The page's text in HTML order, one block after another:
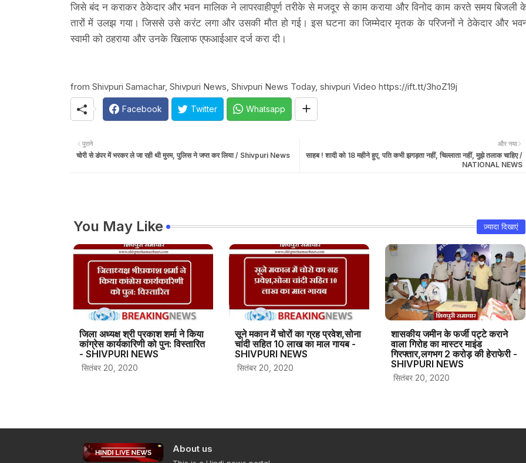
जिसे बंद न कराकर ठेेकेदार और भवन मालिक ने लापरवाहीपूर्ण तरीके से मजदूर से काम कराया और विनोद काम करते समय बिजली
तारों में उलझ गया। जिससे उसे करंट लगा और उसकी मौत हो गई। इस घटना का जिम्मेदार मृतक के परिजनों ने ठेकेदार और
स्वामी को ठहराया और उनके खिलाफ एफआईआर दर्ज करा दी।
from Shivpuri Samachar, Shivpuri News, Shivpuri News Today, shivpuri Video https://ift.tt/3hoZ19j
Facebook Twitter Whatsapp
और नया
साहब ! शादी को 18 महीने हुए, पति कभी झगड़ता नहीं, चिल्लाता नहीं, मुझे तलाक चाहिए /
NATIONAL NEWS
पुराने
चोरी से डंपर में भरकर ले जा रही थी मुरम, पुलिस ने जप्त कर लिया / Shivpuri News
You May Like ज़्यादा दिखाएं
जिला अध्यक्ष श्री प्रकाश शर्मा ने किया
कांग्रेस कार्यकारिणी को पुन: विस्तारित
- SHIVPURI NEWS
सितंबर 20, 2020
सूने मकान में चोरों का ग्रह प्रवेश,सोना
चांदी सहित 10 लाख का माल गायब -
SHIVPURI NEWS
सितंबर 20, 2020
शासकीय जमीन के फर्जी पट्टे कराने
वाला गिरोह का मास्टर माइंड
गिरफ्तार,लगभग 2 करोड़ की हेराफेरी -
SHIVPURI NEWS
सितंबर 20, 2020
About us